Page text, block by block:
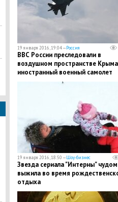
19 января 2016, 19:04 —Россия
ВВС России преследовали в
воздушном пространстве Крыма
иностранный военный самолет
19 января 2016, 18:50 —Шоу-бизнес
Звезда сериала "Интерны" чудом
выжила во время
отдыха